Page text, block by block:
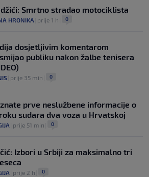
Smrtno stradao motociklista
HRONIKA prije 1 h 0
dosjetljivim komentarom
publiku nakon žalbe tenisera
prije 35 min 0
prve neslužbene informacije o
sudara dva voza u Hrvatskoj
prije 51 min 0
Izbori u Srbiji za maksimalno tri
prije 2 h 0